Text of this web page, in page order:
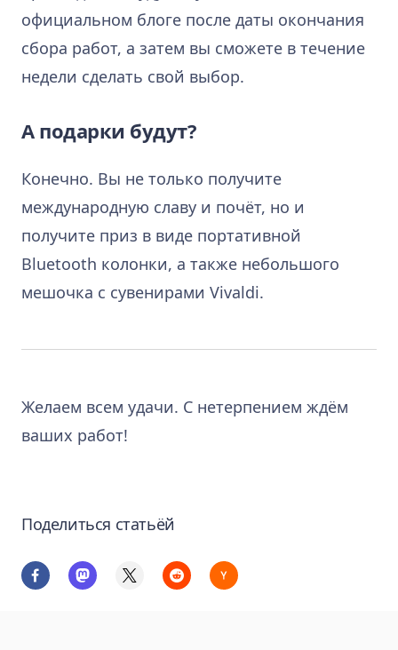
официальном блоге после даты окончания
сбора работ, а затем вы сможете в течение
недели сделать свой выбор.
А подарки будут?
Конечно. Вы не только получите
международную славу и почёт, но и
получите приз в виде портативной
Bluetooth колонки, а также небольшого
мешочка с сувенирами Vivaldi.
Желаем всем удачи. С нетерпением ждём
ваших работ!
Поделиться статьёй